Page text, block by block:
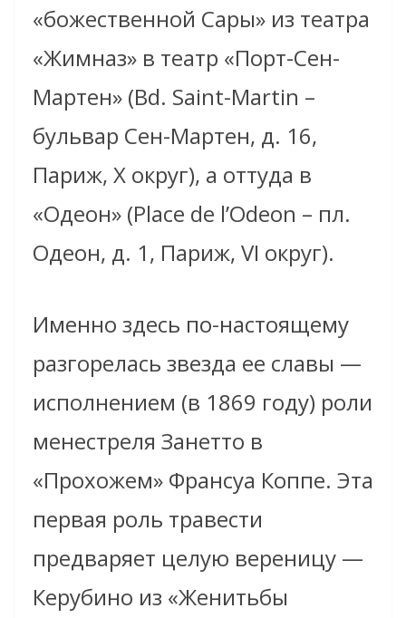
«божественной Сары» из театра
«Жимназ» в театр «Порт-Сен-
Мартен» (Bd. Saint-Martin –
бульвар Сен-Мартен, д. 16,
Париж, Х округ), а оттуда в
«Одеон» (Place de l’Odеon – пл.
Одеон, д. 1, Париж, VI округ).
Именно здесь по-настоящему
разгорелась звезда ее славы —
исполнением (в 1869 году) роли
менестреля Занетто в
«Прохожем» Франсуа Коппе. Эта
первая роль травести
предваряет целую вереницу —
Керубино из «Женитьбы